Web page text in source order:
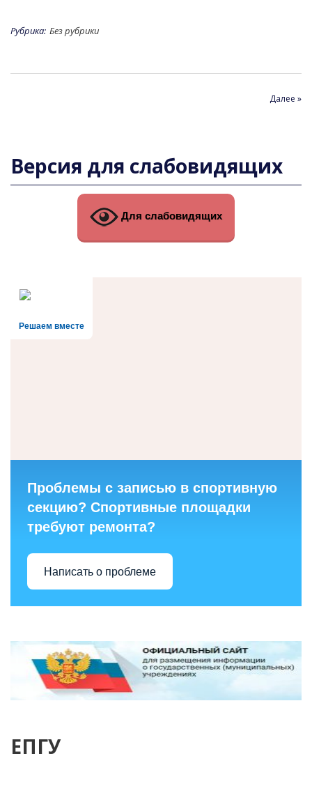
Рубрика: Без рубрики
Далее »
Версия для слабовидящих
Для слабовидящих
Решаем вместе
Проблемы с записью в спортивную
секцию? Спортивные площадки
требуют ремонта?
Написать о проблеме
ЕПГУ